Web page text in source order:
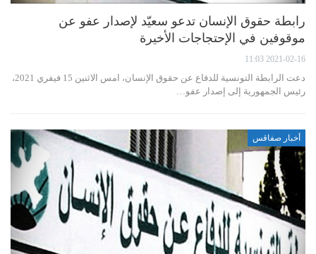
رابطة حقوق الإنسان تدعو سعيّد لإصدار عفو عن
موقوفين في الإحتجاجات الأخيرة
2021-02-16 11:03
دعت الرابطة التونسية للدفاع عن حقوق الإنسان، امس الاثنين 15 فيفري 2021،
رئيس الجمهورية إلى إصدار عفو…
أخبار صفاقس